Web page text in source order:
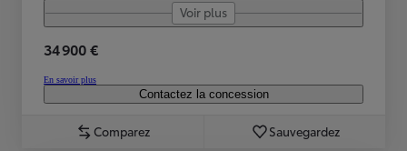
Voir plus
34 900 €
En savoir plus
Contactez la concession
Comparez Sauvegardez